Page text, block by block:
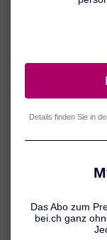
Symptome bei